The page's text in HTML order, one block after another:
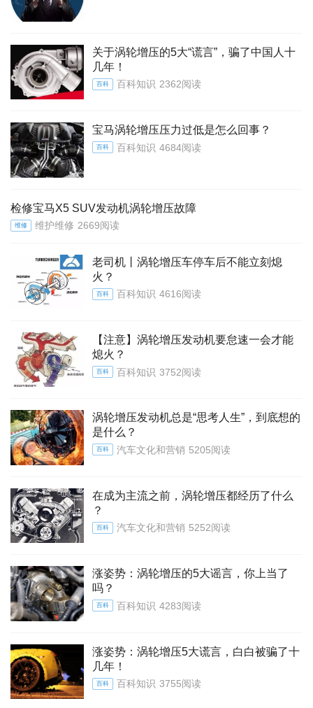
关于涡轮增压的5大“谎言”，骗了中国人十
几年！
百科 百科知识 2362阅读
宝马涡轮增压压力过低是怎么回事？
百科 百科知识 4684阅读
检修宝马X5 SUV发动机涡轮增压故障
维修 维护维修 2669阅读
老司机丨涡轮增压车停车后不能立刻熄
火？
百科 百科知识 4616阅读
【注意】涡轮增压发动机要怠速一会才能
熄火？
百科 百科知识 3752阅读
涡轮增压发动机总是“思考人生”，到底想的
是什么？
百科 汽车文化和营销 5205阅读
在成为主流之前，涡轮增压都经历了什么
？
百科 汽车文化和营销 5252阅读
涨姿势：涡轮增压的5大谣言，你上当了
吗？
百科 百科知识 4283阅读
涨姿势：涡轮增压5大谎言，白白被骗了十
几年！
百科 百科知识 3755阅读